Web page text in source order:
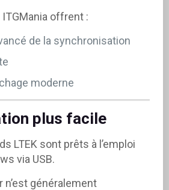
offrent :
de la synchronisation
moderne
plus facile
LTEK sont prêts à l’emploi
via USB.
n’est généralement